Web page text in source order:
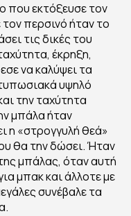
που εκτόξευσε τον
περσινό ήταν το
τις δικές του
έκρηξη,
να καλύψει τα
υψηλό
την ταχύτητα
μπάλα ήταν
η «στρογγυλή θεά»
θα την δώσει. Ήταν
μπάλας, όταν αυτή
μπακ και άλλοτε με
συνέβαλε τα